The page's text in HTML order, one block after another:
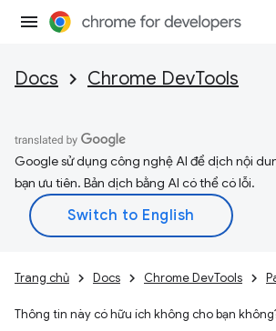
Docs Chrome DevTools
Google sử dụng công nghệ AI để dịch nội
bạn ưu tiên. Bản dịch bằng AI có thể có lỗi.
Trang chủ Docs Chrome DevTools
Thông tin này có hữu ích không cho bạn